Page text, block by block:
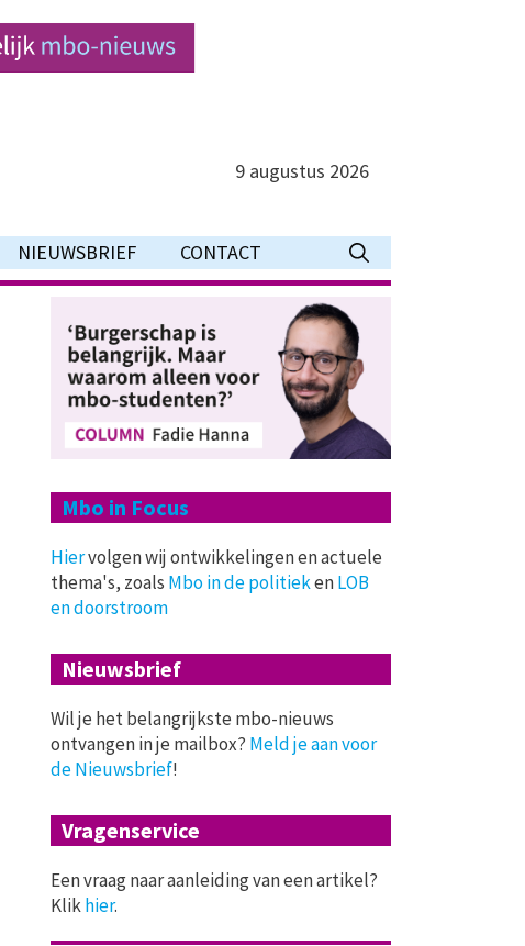
9 augustus 2026
NIEUWSBRIEF CONTACT
Mbo in Focus
Hiervolgen wij ontwikkelingen en actuele
thema's, zoals Mbo in de politiekenLOB
en doorstroom
Nieuwsbrief
Wil je het belangrijkste mbo-nieuws
ontvangen in je mailbox? Meld je aan voor
de Nieuwsbrief!
Vragenservice
Een vraag naar aanleiding van een artikel?
Klikhier.